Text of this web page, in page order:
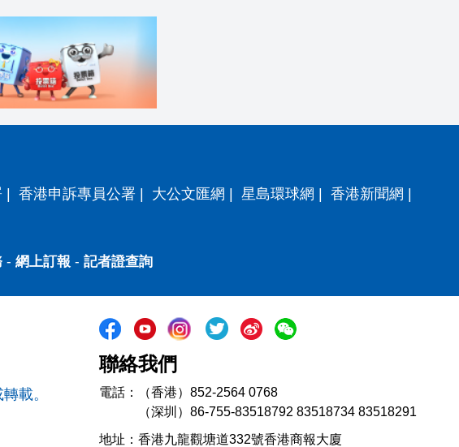
| 香港申訴專員公署 | 大公文匯網 | 星島環球網 | 香港新聞網 |
- 網上訂報 - 記者證查詢
載。
聯絡我們
電話：（香港）852-2564 0768
（深圳）86-755-83518792 83518734 83518291
地址：香港九龍觀塘道332號香港商報大廈